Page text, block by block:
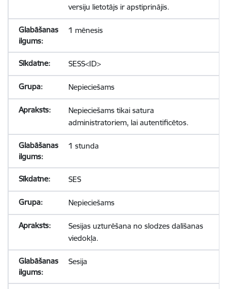
versiju lietotājs ir apstiprinājis.
1 mēnesis
SESS<ID>
Nepieciešams
Nepieciešams tikai satura
administratoriem, lai autentificētos.
1 stunda
SES
Nepieciešams
Sesijas uzturēšana no slodzes dalīšanas
viedokļa.
Sesija